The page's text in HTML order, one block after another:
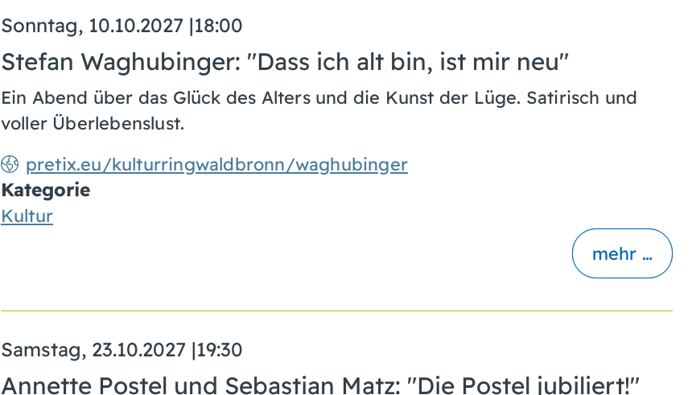
Sonntag, 10.10.2027 |18:00
Stefan Waghubinger: "Dass ich alt bin, ist mir neu"
pretix.eu/kulturringwaldbronn/waghubinger
Ein Abend über das Glück des Alters und die Kunst der Lüge. Satirisch und
voller Überlebenslust.
Kategorie
Kultur
mehr …
Samstag, 23.10.2027 |19:30
Annette Postel und Sebastian Matz: "Die Postel jubiliert!"